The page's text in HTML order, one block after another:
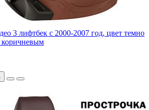
3 лифтбек с 2000-2007 год, цвет темно
коричневым